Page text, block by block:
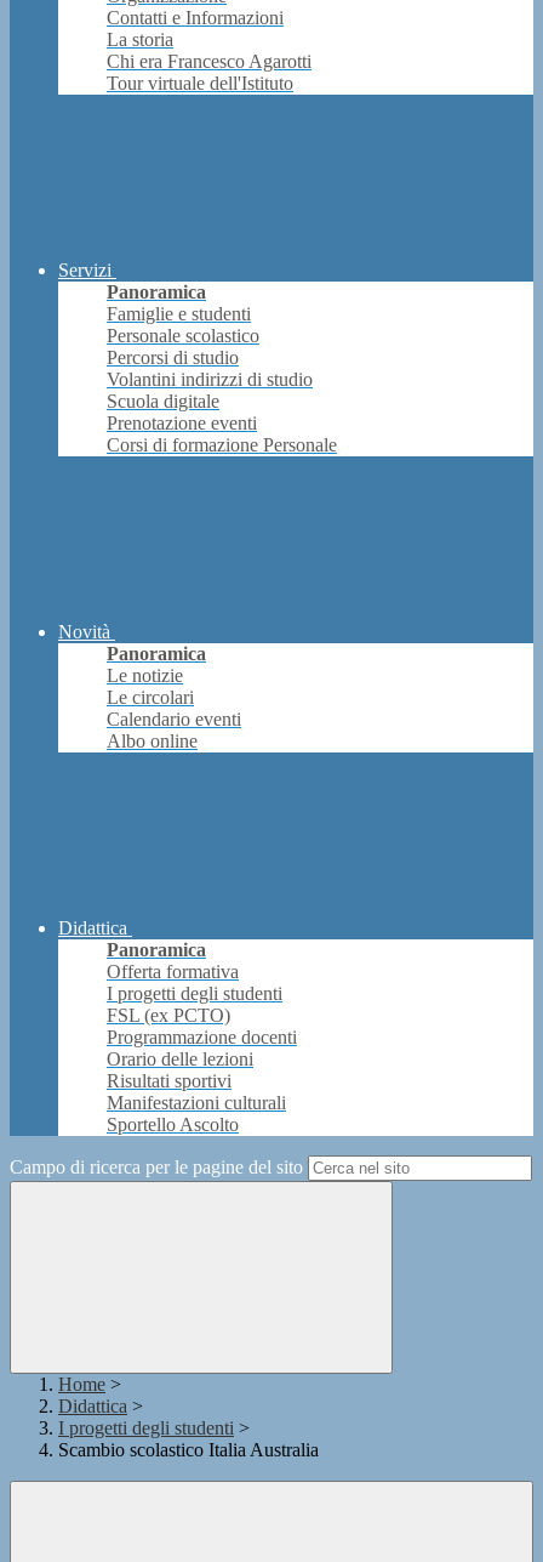
Contatti e Informazioni
La storia
Chi era Francesco Agarotti
Tour virtuale dell'Istituto
Servizi
Panoramica
Famiglie e studenti
Personale scolastico
Percorsi di studio
Volantini indirizzi di studio
Scuola digitale
Prenotazione eventi
Corsi di formazione Personale
Novità
Panoramica
Le notizie
Le circolari
Calendario eventi
Albo online
Didattica
Panoramica
Offerta formativa
I progetti degli studenti
FSL (ex PCTO)
Programmazione docenti
Orario delle lezioni
Risultati sportivi
Manifestazioni culturali
Sportello Ascolto
Campo di ricerca per le pagine del sito
Home >
Didattica >
I progetti degli studenti >
Scambio scolastico Italia Australia